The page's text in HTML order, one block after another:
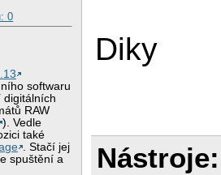
0
softwaru
digitálních
RAW
). Vedle
také
. Stačí jej
spuštění a
Diky
Nástroje: